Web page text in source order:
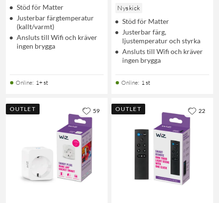
Stöd för Matter
Justerbar färgtemperatur
(kallt/varmt)
Ansluts till Wifi och kräver
ingen brygga
Online: 1+ st
Nyskick
Stöd för Matter
Justerbar färg,
ljustemperatur och styrka
Ansluts till Wifi och kräver
ingen brygga
Online: 1 st
OUTLET 59 OUTLET 22